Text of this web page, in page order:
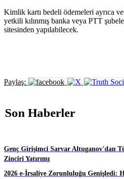
Kimlik kartı bedeli ödemeleri ayrıca
yetkili kılınmış banka veya PTT
sitesinden yapılabilecek.
Paylaş:
Son Haberler
Genç Girişimci Sarvar Altuganov'dan
Zinciri Yatırımı
2026 e-İrsaliye Zorunluluğu Genişledi: